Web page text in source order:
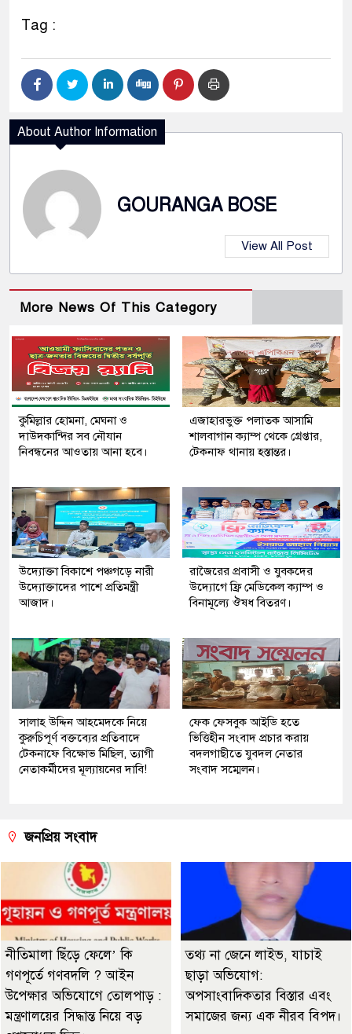
Tag :
About Author Information
GOURANGA BOSE
View All Post
More News Of This Category
কুমিল্লার হোমনা, মেঘনা ও
দাউদকান্দির সব নৌযান
নিবন্ধনের আওতায় আনা হবে।
এজাহারভুক্ত পলাতক আসামি
শালবাগান ক্যাম্প থেকে গ্রেপ্তার,
টেকনাফ থানায় হস্তান্তর।
উদ্যোক্তা বিকাশে পঞ্চগড়ে নারী
উদ্যোক্তাদের পাশে প্রতিমন্ত্রী
আজাদ।
রাজৈরের‌ প্রবাসী ও যুবকদের
উদ্যোগে ফ্রি মেডিকেল ক্যাম্প ও
বিনামূল্যে ঔষধ বিতরণ।
সালাহ উদ্দিন আহমেদকে নিয়ে
কুরুচিপূর্ণ বক্তব্যের প্রতিবাদে
টেকনাফে বিক্ষোভ মিছিল, ত্যাগী
নেতাকর্মীদের মূল্যায়নের দাবি!
ফেক ফেসবুক আইডি হতে
ভিত্তিহীন সংবাদ প্রচার করায়
বদলগাছীতে যুবদল নেতার
সংবাদ সম্মেলন।
জনপ্রিয় সংবাদ
নীতিমালা ছিঁড়ে ফেলে’ কি
গণপূর্তে গণবদলি ? আইন
উপেক্ষার অভিযোগে তোলপাড় :
মন্ত্রণালয়ের সিদ্ধান্ত নিয়ে বড়
তথ্য না জেনে লাইভ, যাচাই
ছাড়া অভিযোগ:
অপসাংবাদিকতার বিস্তার এবং
সমাজের জন্য এক নীরব বিপদ।